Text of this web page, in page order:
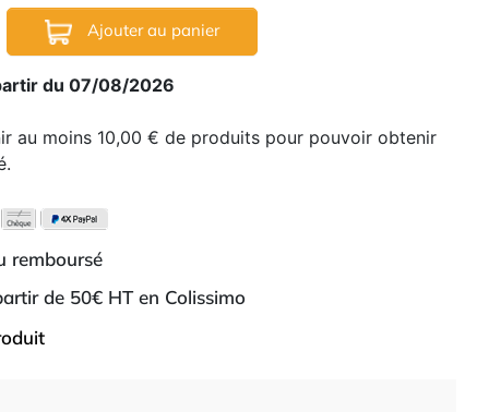
Ajouter au panier
du 07/08/2026
au moins 10,00 € de produits pour pouvoir obtenir
remboursé
de 50€ HT en Colissimo